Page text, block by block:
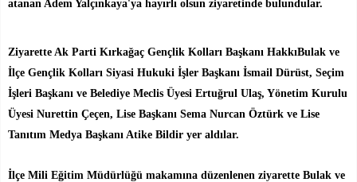
atanan Adem Yalçınkaya'ya hayırlı olsun ziyaretinde bulundular.
Ziyarette Ak Parti Kırkağaç Gençlik Kolları Başkanı HakkıBulak ve
İlçe Gençlik Kolları Siyasi Hukuki İşler Başkanı İsmail Dürüst, Seçim
İşleri Başkanı ve Belediye Meclis Üyesi Ertuğrul Ulaş, Yönetim Kurulu
Üyesi Nurettin Çeçen, Lise Başkanı Sema Nurcan Öztürk ve Lise
Tanıtım Medya Başkanı Atike Bildir yer aldılar.
İlçe Mili Eğitim Müdürlüğü makamına düzenlenen ziyarette Bulak ve